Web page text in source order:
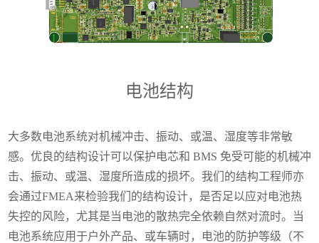
电池结构
大多数电池系统对机械冲击、振动、或温、湿度等非常敏
感。优良的结构设计可以保护电芯和 BMS 免受可能的机械冲
击、振动、或温、湿度所造成的损坏。我们的结构工程师亦
会通过FMEA来检验我们的结构设计，是否足以应对电池热
失控的风险，尤其是当电池的散热完全依赖自然对流时。当
电池系统应用于户外产品、或车辆时，电池的防护等级（不